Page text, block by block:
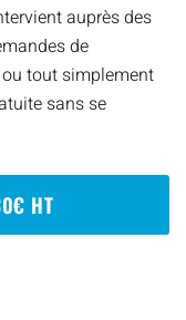
auprès des
de
tout simplement
sans se
HT